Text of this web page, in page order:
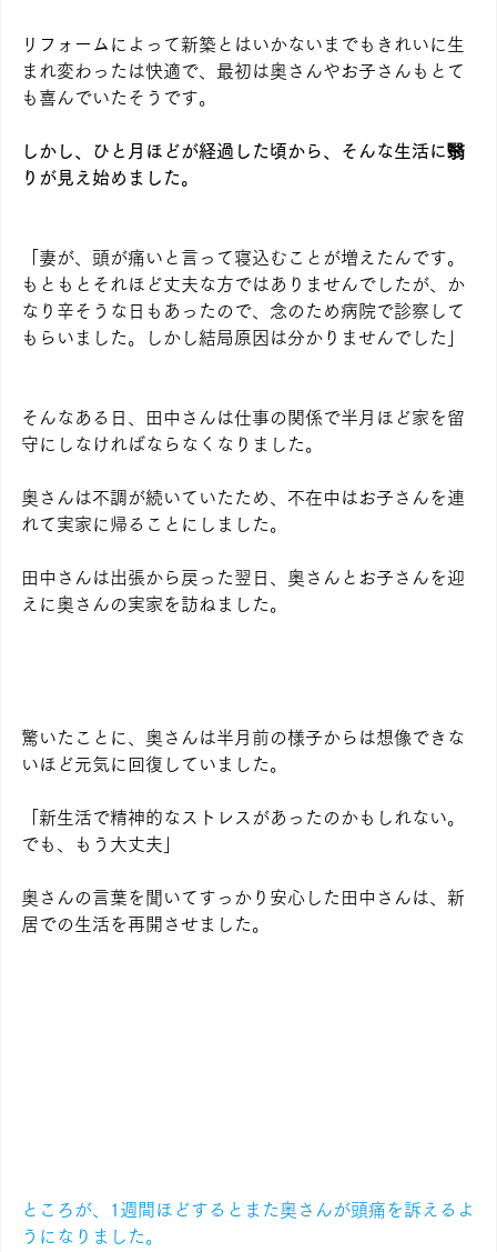
リフォームによって新築とはいかないまでもきれいに生
まれ変わったは快適で、最初は奥さんやお子さんもとて
も喜んでいたそうです。
しかし、ひと月ほどが経過した頃から、そんな生活に翳
りが見え始めました。
「妻が、頭が痛いと言って寝込むことが増えたんです。
もともとそれほど丈夫な方ではありませんでしたが、か
なり辛そうな日もあったので、念のため病院で診察して
もらいました。しかし結局原因は分かりませんでした」
そんなある日、田中さんは仕事の関係で半月ほど家を留
守にしなければならなくなりました。
奥さんは不調が続いていたため、不在中はお子さんを連
れて実家に帰ることにしました。
田中さんは出張から戻った翌日、奥さんとお子さんを迎
えに奥さんの実家を訪ねました。
驚いたことに、奥さんは半月前の様子からは想像できな
いほど元気に回復していました。
「新生活で精神的なストレスがあったのかもしれない。
でも、もう大丈夫」
奥さんの言葉を聞いてすっかり安心した田中さんは、新
居での生活を再開させました。
ところが、1週間ほどするとまた奥さんが頭痛を訴えるよ
うになりました。